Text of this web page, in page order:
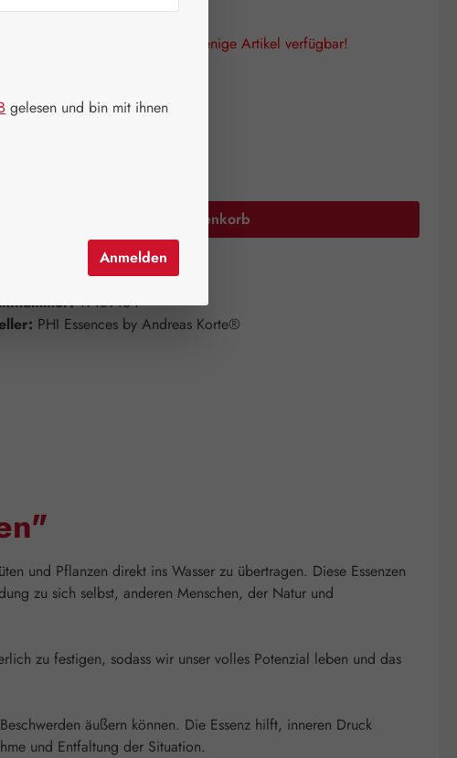
zuschlagen! Es sind nur noch wenige Artikel verfügbar!
In den Warenkorb
Merkzettel hinzufügen
19159134
PHI Essences by Andreas Korte®
und Pflanzen direkt ins Wasser zu übertragen. Diese Essenzen
zu sich selbst, anderen Menschen, der Natur und
zu festigen, sodass wir unser volles Potenzial leben und das
äußern können. Die Essenz hilft, inneren Druck
und Entfaltung der Situation.
gelesen und bin mit ihnen
Anmelden